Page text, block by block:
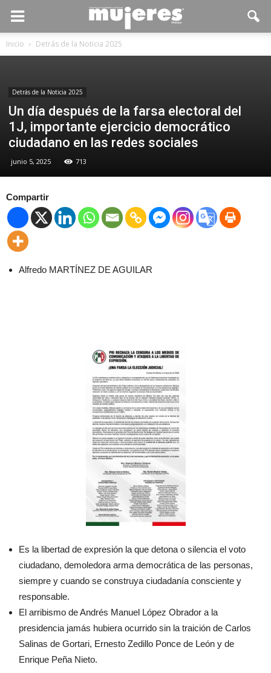
Inicio Detrás de la Noticia 2025
Detrás de la Noticia 2025
Un día después de la farsa electoral del
1J, importante ejercicio democrático
ciudadano en las redes sociales
junio 5, 2025 713
Compartir
Alfredo MARTÍNEZ DE AGUILAR
Es la libertad de expresión la que detona o silencia el voto
ciudadano, demoledora arma democrática de las personas,
siempre y cuando se construya ciudadanía consciente y
responsable.
El arribismo de Andrés Manuel López Obrador a la
presidencia jamás hubiera ocurrido sin la traición de Carlos
Salinas de Gortari, Ernesto Zedillo Ponce de León y de
Enrique Peña Nieto.